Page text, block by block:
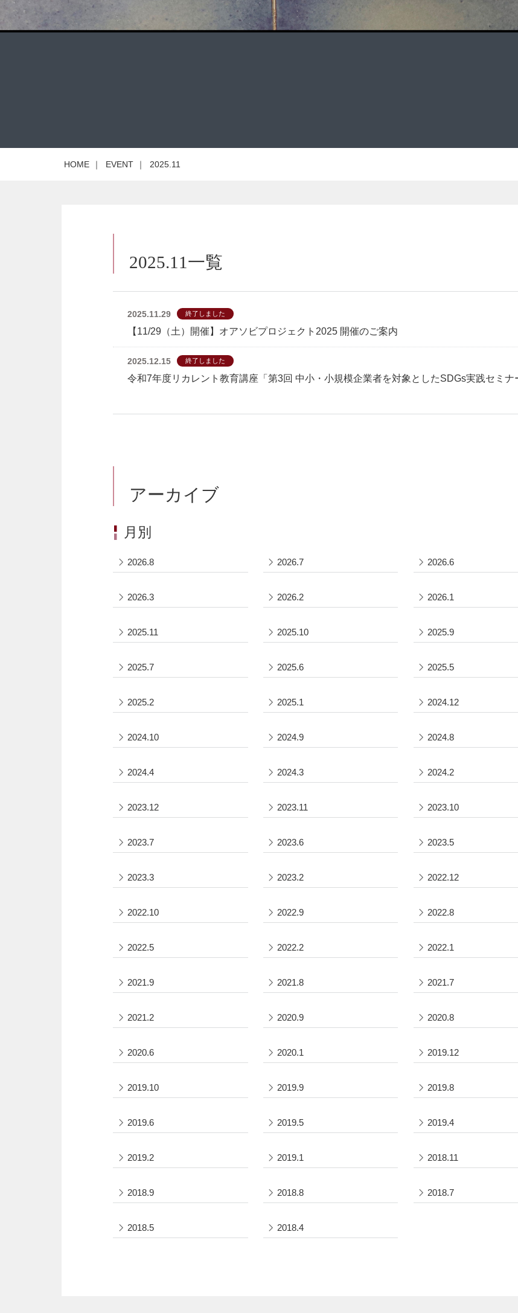
HOME ｜ EVENT ｜ 2025.11
2025.11一覧
2025.11.29 終了しました
【11/29（土）開催】オアソビプロジェクト2025 開催のご案内
2025.12.15 終了しました
令和7年度リカレント教育講座「第3回 中小・小規模企業者を対象としたSDGs実践セミ
アーカイブ
月別
2026.8 2026.7 2026.6
2026.3 2026.2 2026.1
2025.11 2025.10 2025.9
2025.7 2025.6 2025.5
2025.2 2025.1 2024.12
2024.10 2024.9 2024.8
2024.4 2024.3 2024.2
2023.12 2023.11 2023.10
2023.7 2023.6 2023.5
2023.3 2023.2 2022.12
2022.10 2022.9 2022.8
2022.5 2022.2 2022.1
2021.9 2021.8 2021.7
2021.2 2020.9 2020.8
2020.6 2020.1 2019.12
2019.10 2019.9 2019.8
2019.6 2019.5 2019.4
2019.2 2019.1 2018.11
2018.9 2018.8 2018.7
2018.5 2018.4